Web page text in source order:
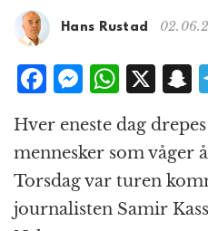
Hans Rustad
F
c
e
b
o
M
ss
e
n
g
W
h
at
s
A
p
X
a
p
c
Hver eneste dag
mennesker som våger
Torsdag var turen
journalisten Samir